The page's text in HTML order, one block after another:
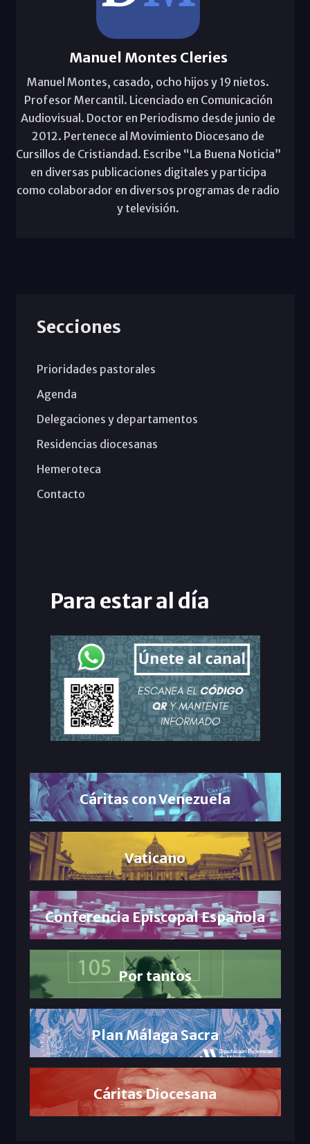
Manuel Montes Cleries
Manuel Montes, casado, ocho hijos y 19 nietos.
Profesor Mercantil. Licenciado en Comunicación
Audiovisual. Doctor en Periodismo desde junio de
2012. Pertenece al Movimiento Diocesano de
Cursillos de Cristiandad. Escribe “La Buena Noticia”
en diversas publicaciones digitales y participa
como colaborador en diversos programas de radio
y televisión.
Secciones
Prioridades pastorales
Agenda
Delegaciones y departamentos
Residencias diocesanas
Hemeroteca
Contacto
Para estar al día
Cáritas con Venezuela
Vaticano
Conferencia Episcopal Española
Por tantos
Plan Málaga Sacra
Cáritas Diocesana